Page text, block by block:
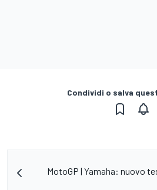
Condividi o salva
MotoGP | Yamaha: nuovo